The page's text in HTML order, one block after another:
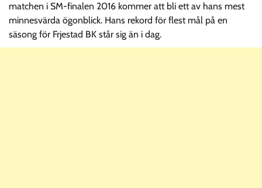
matchen i SM-finalen 2016 kommer att bli ett av hans mest
minnesvärda ögonblick. Hans rekord för flest mål på en
säsong för Frjestad BK står sig än i dag.